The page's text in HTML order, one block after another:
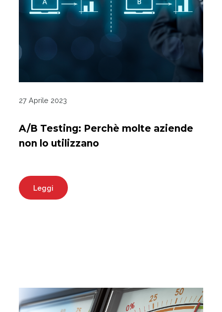
27 Aprile 2023
A/B Testing: Perchè molte aziende
non lo utilizzano
Leggi